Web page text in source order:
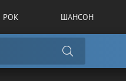
РОК ШАНСОН